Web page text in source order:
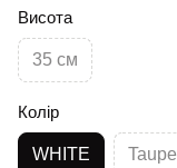
Висота
35 см
Колір
WHITE Taupe